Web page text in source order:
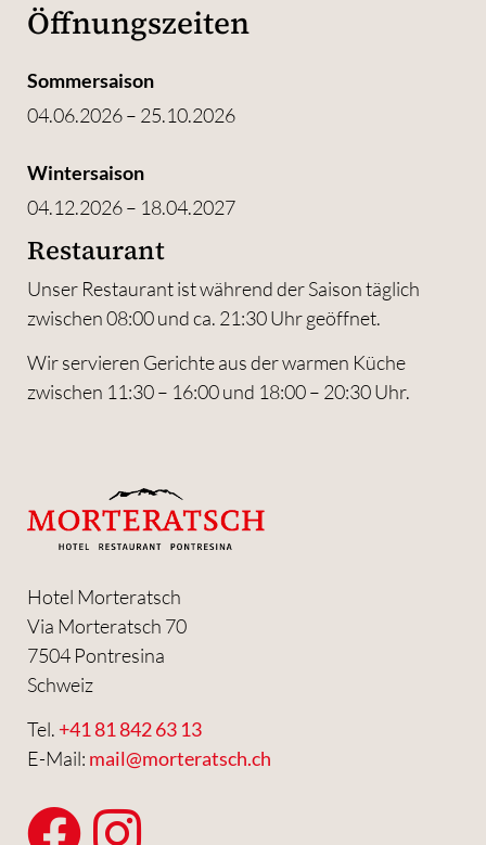
Hotel Morteratsch
Via Morteratsch 70
7504 Pontresina
Schweiz
Tel. +41 81 842 63 13
E-Mail: mail@morteratsch.ch
Öffnungszeiten
Sommersaison
04.06.2026 – 25.10.2026
Wintersaison
04.12.2026 – 18.04.2027
Restaurant
Unser Restaurant ist während der Saison täglich
zwischen 08:00 und ca. 21:30 Uhr geöffnet.
Wir servieren Gerichte aus der warmen Küche
zwischen 11:30 – 16:00 und 18:00 – 20:30 Uhr.